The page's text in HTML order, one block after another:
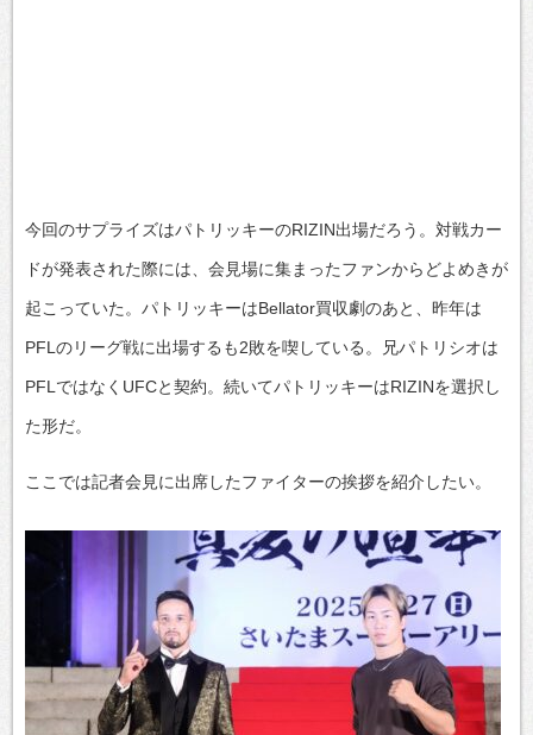
今回のサプライズはパトリッキーのRIZIN出場だろう。対戦カー
ドが発表された際には、会見場に集まったファンからどよめきが
起こっていた。パトリッキーはBellator買収劇のあと、昨年は
PFLのリーグ戦に出場するも2敗を喫している。兄パトリシオは
PFLではなくUFCと契約。続いてパトリッキーはRIZINを選択し
た形だ。
ここでは記者会見に出席したファイターの挨拶を紹介したい。